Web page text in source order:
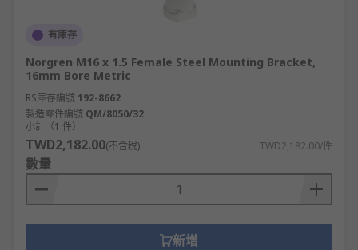
有庫存
Norgren M16 x 1.5 Female Steel Mounting Bracket,
16mm Bore Metric
RS庫存編號 192-8662
製造零件編號 QM/8050/32
小計（1 件）
TWD2,182.00(不含稅) TWD2,182.00/件
數量
新增